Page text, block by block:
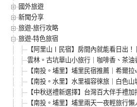
國外旅遊
新聞分享
旅遊-旅行攻略
旅遊-特色旅宿
【阿里山〡民宿】房間內就能看日出
雲林。古坑華山小旅行｜咖啡香、茶
【南投。埔里】埔里民宿推薦｜希爾
【南投。水里】水里福容徠旅｜白色
【中秋送禮新選擇】台灣百大伴手禮
【南投。埔里】埔里兩天一夜輕旅行